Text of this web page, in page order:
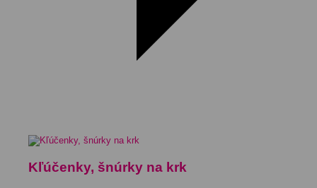
Kľúčenky, šnúrky na krk